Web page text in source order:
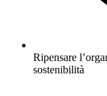
Ripensare
sostenibilità